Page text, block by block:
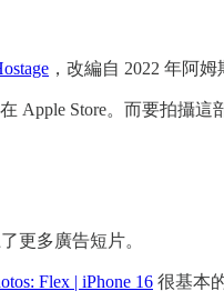
，改編自 2022 年阿
Apple Store。而要拍攝
更多廣告短片。
Flex | iPhone 16 很基本